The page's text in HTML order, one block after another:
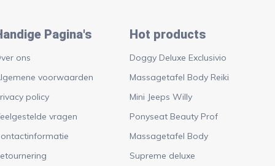
Pagina's
ons
voorwaarden
policy
vragen
Hot products
Doggy Deluxe Exclusivio
Massagetafel Body Reiki
Mini Jeeps Willy
Ponyseat Beauty Prof
Massagetafel Body
Supreme deluxe